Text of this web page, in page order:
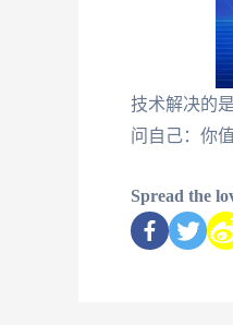
技术解决的
问自己：你
Spread the